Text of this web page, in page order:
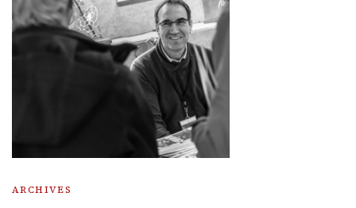
ARCHIVES